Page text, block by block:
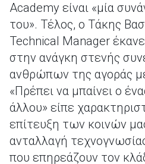
Academy είναι «μία
του». Τέλος, ο Τάκης
Technical Manager
στην ανάγκη στενής
ανθρώπων της αγοράς
«Πρέπει να μπαίνει ο
άλλου» είπε
επίτευξη των κοινών
ανταλλαγή
που επηρεάζουν τον